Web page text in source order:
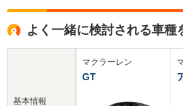
よく一緒に検討される車種
基本情報
マクラーレン
GT